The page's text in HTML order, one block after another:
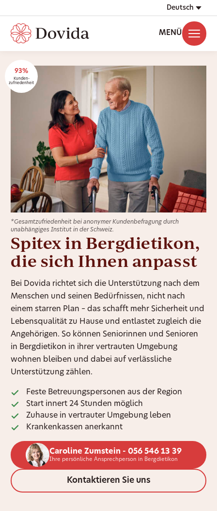
Deutsch
MENÜ
93%
Kunden-
zufriedenheit
*Gesamtzufriedenheit bei anonymer Kundenbefragung durch
unabhängiges Institut in der Schweiz.
Spitex in Bergdietikon,
die sich Ihnen anpasst
Bei Dovida richtet sich die Unterstützung nach dem
Menschen und seinen Bedürfnissen, nicht nach
einem starren Plan – das schafft mehr Sicherheit und
Lebensqualität zu Hause und entlastet zugleich die
Angehörigen. So können Seniorinnen und Senioren
in Bergdietikon in ihrer vertrauten Umgebung
wohnen bleiben und dabei auf verlässliche
Unterstützung zählen.
Feste Betreuungspersonen aus der Region
Start innert 24 Stunden möglich
Zuhause in vertrauter Umgebung leben
Krankenkassen anerkannt
Caroline Zumstein - 056 546 13 39
Ihre persönliche Ansprechperson in Bergdietikon
Kontaktieren Sie uns